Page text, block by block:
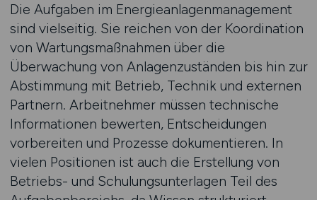
Die Aufgaben im Energieanlagenmanagement
sind vielseitig. Sie reichen von der Koordination
von Wartungsmaßnahmen über die
Überwachung von Anlagenzuständen bis hin zur
Abstimmung mit Betrieb, Technik und externen
Partnern. Arbeitnehmer müssen technische
Informationen bewerten, Entscheidungen
vorbereiten und Prozesse dokumentieren. In
vielen Positionen ist auch die Erstellung von
Betriebs- und Schulungsunterlagen Teil des